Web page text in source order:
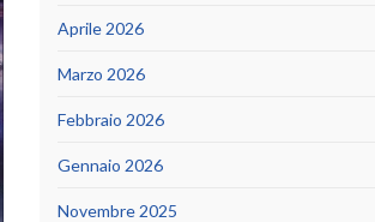
Aprile 2026
Marzo 2026
Febbraio 2026
Gennaio 2026
Novembre 2025